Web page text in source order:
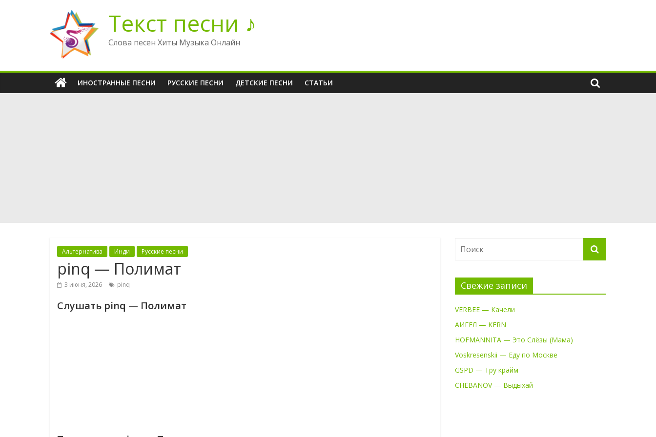
содержимому
Текст песни ♪
Слова песен Хиты Музыка Онлайн
ИНОСТРАННЫЕ ПЕСНИ РУССКИЕ ПЕСНИ ДЕТСКИЕ ПЕСНИ СТАТЬИ
Альтернатива Инди Русские песни
pinq — Полимат
3 июня, 2026 pinq
Слушать pinq — Полимат
Свежие записи
VERBEE — Качели
АИГЕЛ — KERN
HOFMANNITA — Это Слёзы (Мама)
Voskresenskii — Еду по Москве
GSPD — Тру крайм
CHEBANOV — Выдыхай